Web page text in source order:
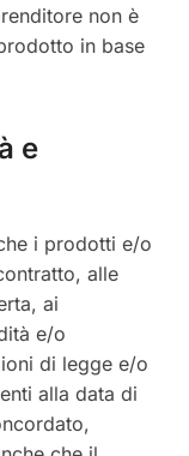
non è
in base
e
i prodotti e/o
alle
ai
e/o
di legge e/o
alla data di